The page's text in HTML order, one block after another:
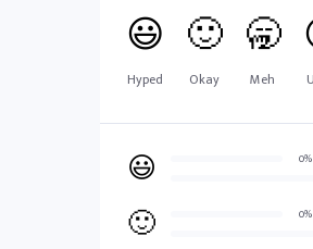
😃
Hyped
🙂
Okay
🥱
Meh
😃
🙂